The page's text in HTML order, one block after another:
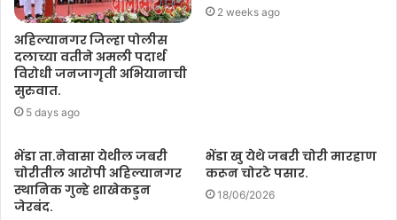
अहिल्यानगर जिल्हा पोलीस
दलाच्या वतीने अमली पदार्थ
विरोधी जनजागृती अभियानाची
सुरुवात.
5 days ago
2 weeks ago
भेंडा ता.नेवासा येथील जबरी
चोरीतील आरोपी अहिल्यानगर
स्थानिक गुन्हे शाखेकडुन
जेरबंद.
भेंडा खु येथे जबरी चोरी मारहाण
करून चोरटे पसार.
18/06/2026